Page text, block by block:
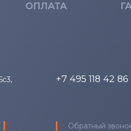
ОПЛАТА
+7 495 118 42 86
Обратный